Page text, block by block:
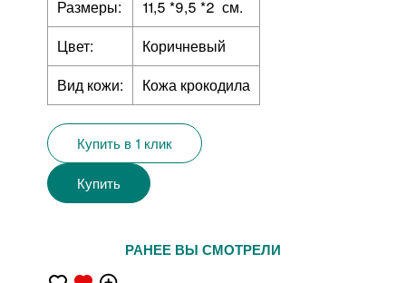
Размеры:
11,5 *9,5 *2 см.
Цвет:
Коричневый
Вид кожи:
Кожа крокодила
Купить в 1 клик
Купить
РАНЕЕ ВЫ СМОТРЕЛИ